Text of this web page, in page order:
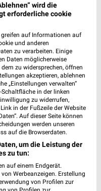
42,8 km
Abverkauf
bis Fr. 28.08.
wird die
erforderliche cookie
auf Informationen auf
und anderen
zu verarbeiten. Einige
Daten möglicherweise
zu widersprechen, öffnen
akzeptieren, ablehnen
„Einstellungen verwalten“
in der linken
zu widerrufen,
in der Fußzeile der Website
Auf dieser Seite können
werden unseren
auf die Browserdaten.
um die Leistung der
zu tun:
auf einem Endgerät.
Werbeanzeigen. Erstellung
von Profilen zur